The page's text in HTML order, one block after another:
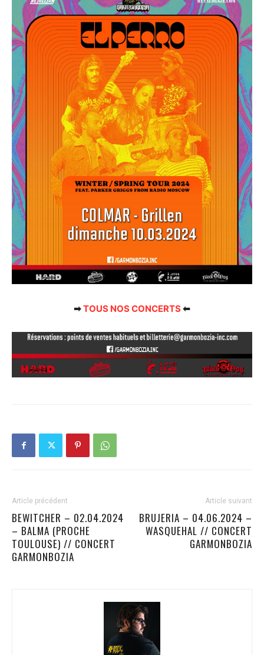
➡TOUS NOS CONCERTS⬅
Article précédent
BEWITCHER – 02.04.2024
– BALMA (PROCHE
TOULOUSE) // CONCERT
GARMONBOZIA
Article suivant
BRUJERIA – 04.06.2024 –
WASQUEHAL // CONCERT
GARMONBOZIA